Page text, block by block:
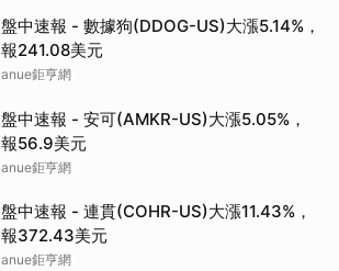
盤中速報 - 數據狗(DDOG-US)大漲5.14%，
報241.08美元
anue鉅亨網
盤中速報 - 安可(AMKR-US)大漲5.05%，
報56.9美元
anue鉅亨網
盤中速報 - 連貫(COHR-US)大漲11.43%，
報372.43美元
anue鉅亨網